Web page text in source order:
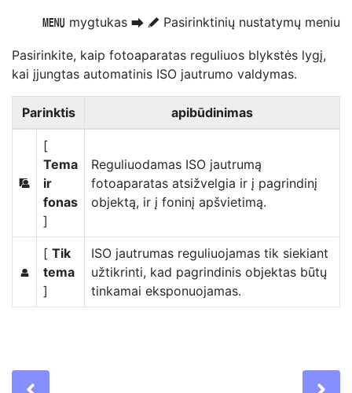
G mygtukas U A Pasirinktinių nustatymų meniu
Pasirinkite, kaip fotoaparatas reguliuos blykstės lygį,
kai įjungtas automatinis ISO jautrumo valdymas.
Parinktis apibūdinimas
e
[
Tema
ir
fonas
]
Reguliuodamas ISO jautrumą
fotoaparatas atsižvelgia ir į pagrindinį
objektą, ir į foninį apšvietimą.
f
[ Tik
tema
]
ISO jautrumas reguliuojamas tik siekiant
užtikrinti, kad pagrindinis objektas būtų
tinkamai eksponuojamas.